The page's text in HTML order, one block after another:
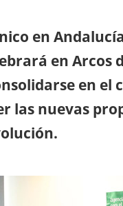
en
en Arcos
en
las nuevas